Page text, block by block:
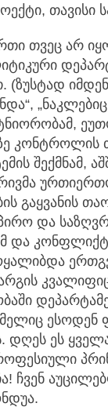
თავისი
თვეც არ
კონტროლის
შექმნამ,
გაყვანის
და
და
ესოდენ
დღეს ეს
ჩვენ